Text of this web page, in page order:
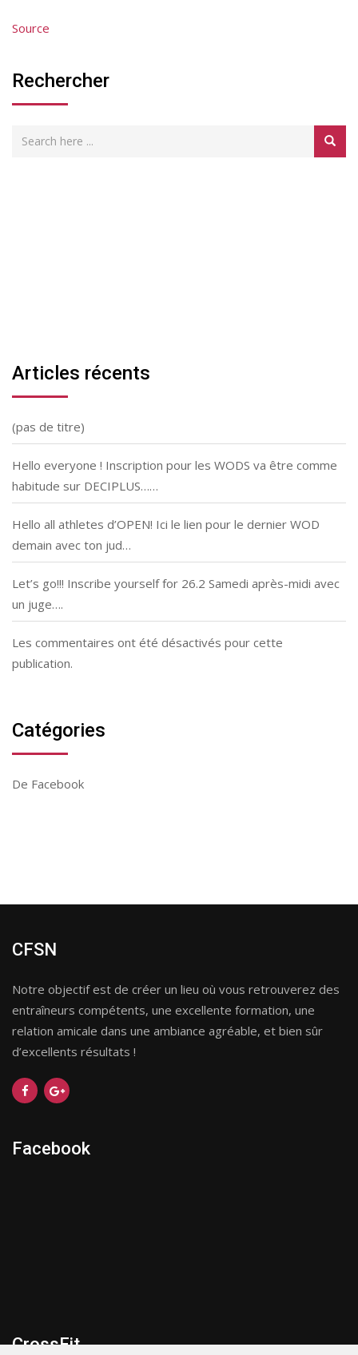
Source
Rechercher
Articles récents
(pas de titre)
Hello everyone ! Inscription pour les WODS va être comme
habitude sur DECIPLUS……
Hello all athletes d’OPEN! Ici le lien pour le dernier WOD
demain avec ton jud…
Let’s go!!! Inscribe yourself for 26.2 Samedi après-midi avec
un juge….
Les commentaires ont été désactivés pour cette
publication.
Catégories
De Facebook
CFSN
Notre objectif est de créer un lieu où vous retrouverez des
entraîneurs compétents, une excellente formation, une
relation amicale dans une ambiance agréable, et bien sûr
d’excellents résultats !
Facebook
CrossFit